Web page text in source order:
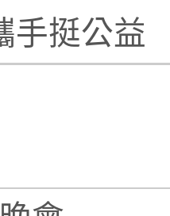
手挺公益